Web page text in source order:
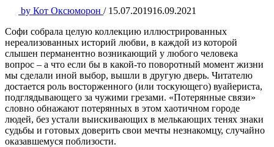
by Кот Оксюморон / 15.07.201916.09.2021
Софи собрала целую коллекцию иллюстрированных
нереализованных историй любви, в каждой из которой
слышен перманентно возникающий у любого человека
вопрос – а что если бы в какой-то поворотный момент жизни
мы сделали иной выбор, вышли в другую дверь. Читателю
достается роль восторженного (или тоскующего) вуайериста,
подглядывающего за чужими грезами. «Потерянные связи»
словно обнажают потерянных в этом хаотичном городе
людей, без устали выискивающих в мелькающих тенях знаки
судьбы и готовых доверить свои мечты незнакомцу, случайно
оказавшемуся поблизости.